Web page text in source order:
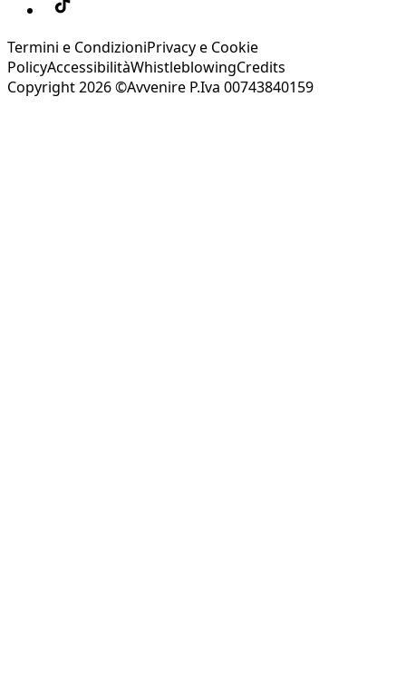
Termini e CondizioniPrivacy e Cookie
PolicyAccessibilitàWhistleblowingCredits
Copyright 2026 ©Avvenire P.Iva 00743840159